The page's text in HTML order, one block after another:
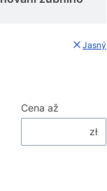
Jasný
Cena až
zł